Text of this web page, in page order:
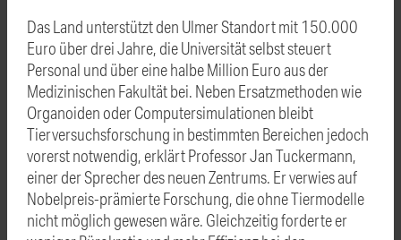
Das Land unterstützt den Ulmer Standort mit 150.000
Euro über drei Jahre, die Universität selbst steuert
Personal und über eine halbe Million Euro aus der
Medizinischen Fakultät bei. Neben Ersatzmethoden wie
Organoiden oder Computersimulationen bleibt
Tierversuchsforschung in bestimmten Bereichen jedoch
vorerst notwendig, erklärt Professor Jan Tuckermann,
einer der Sprecher des neuen Zentrums. Er verwies auf
Nobelpreis-prämierte Forschung, die ohne Tiermodelle
nicht möglich gewesen wäre. Gleichzeitig forderte er